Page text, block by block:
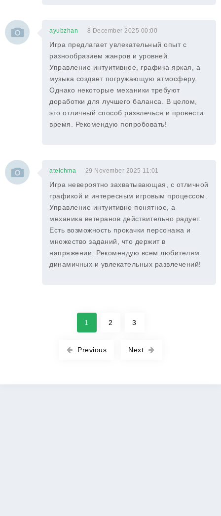
ayubzhan 8 December 2025 00:00
Игра предлагает увлекательный опыт с
разнообразием жанров и уровней.
Управление интуитивное, графика яркая, а
музыка создает погружающую атмосферу.
Однако некоторые механики требуют
доработки для лучшего баланса. В целом,
это отличный способ развлечься и провести
время. Рекомендую попробовать!
ateichma 29 November 2025 11:01
Игра невероятно захватывающая, с отличной
графикой и интересным игровым процессом.
Управление интуитивно понятное, а
механика ветеранов действительно радует.
Есть возможность прокачки персонажа и
множество заданий, что держит в
напряжении. Рекомендую всем любителям
динамичных и увлекательных развлечений!
Previous
1 2 3
Next